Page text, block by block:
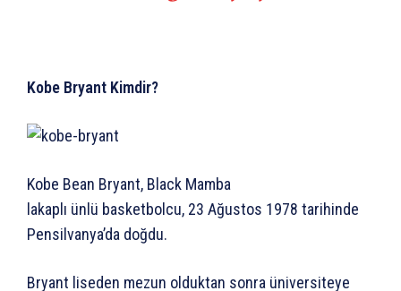
Kobe Bryant Kimdir?
Kobe Bean Bryant, Black Mamba
lakaplı ünlü basketbolcu, 23 Ağustos 1978 tarihinde
Pensilvanya’da doğdu.
Bryant liseden mezun olduktan sonra üniversiteye